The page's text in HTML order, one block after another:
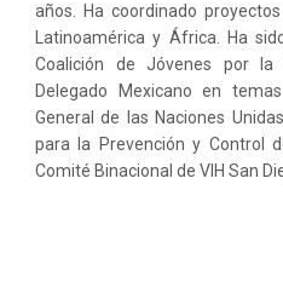
años. Ha coordinado
Latinoamérica y África. Ha
Coalición de Jóvenes por la
Delegado Mexicano en
General de las Naciones
para la Prevención y Control
Comité Binacional de VIH San